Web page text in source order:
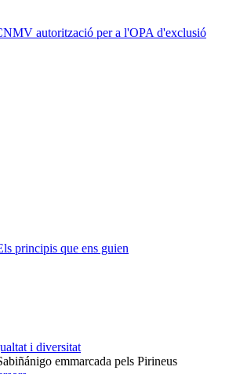
autorització per a l'OPA d'exclusió
principis que ens guien
i diversitat